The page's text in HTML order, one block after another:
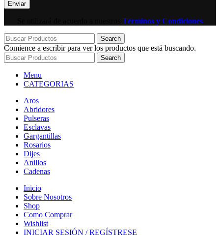
Términos y Condiciones
Search
Comience a escribir para ver los productos que está buscando.
Search
Menu
CATEGORIAS
Aros
Abridores
Pulseras
Esclavas
Gargantillas
Rosarios
Dijes
Anillos
Cadenas
Inicio
Sobre Nosotros
Shop
Como Comprar
Wishlist
INICIAR SESIÓN / REGÍSTRESE